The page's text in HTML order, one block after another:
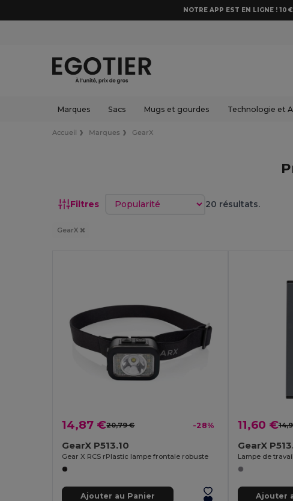
NOTRE APP EST EN LIGNE ! 10
Marques Sacs Mugs et gourdes Technologie et
Accueil Marques GearX
Filtres Trier par 20 résultats.
GearX
14,87 €20,79 € -28%
GearX P513.10
Gear X RCS rPlastic lampe frontale robuste
Ajouter au Panier
11,60 €
GearX
Ajouter